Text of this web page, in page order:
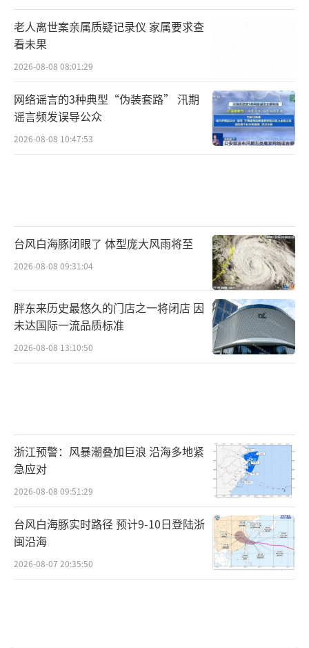
老人离世案亲属质疑记录仪 家属要求查
看未果
2026-08-08 08:01:29
网络谣言的3种典型“伪装套路” 汛期
谣言频发误导公众
2026-08-08 10:47:53
台风白海豚闭眼了 体型庞大风雨将至
2026-08-08 09:31:04
胖东来历史最悠久的门店之一将闭店 因
未达国际一流品质标准
2026-08-08 13:10:50
浙江预警：风暴潮叠加巨浪 沿海多地紧
急应对
2026-08-08 09:51:29
台风白海豚实时路径 预计9-10日登陆浙
闽沿海
2026-08-07 20:35:50